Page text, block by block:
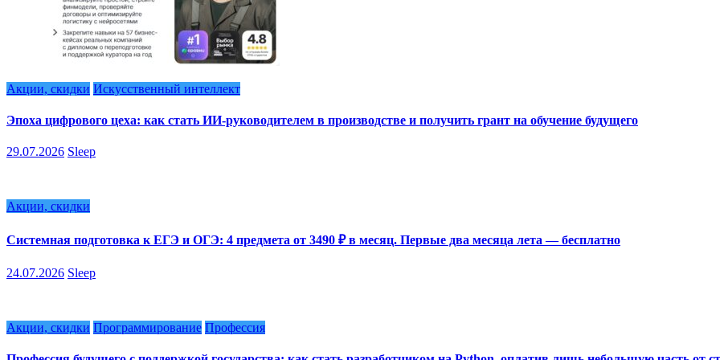
Акции, скидки Искусственный интеллект
Эпоха цифрового цеха: как стать ИИ-руководителем в производстве и получить грант на обучение будущего
29.07.2026 Sleep
Акции, скидки
Системная подготовка к ЕГЭ и ОГЭ: 4 предмета от 3490 ₽ в месяц. Первые два месяца лета — бесплатно
24.07.2026 Sleep
Акции, скидки Программирование Профессия